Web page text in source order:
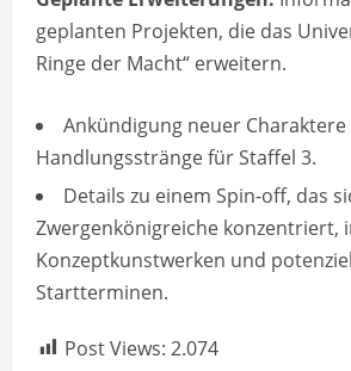
geplanten Projekten, die das
Ringe der Macht“ erweitern.
Ankündigung neuer
Handlungsstränge für Staffel 3.
Details zu einem Spin-off, das
Zwergenkönigreiche konzentriert,
Konzeptkunstwerken und
Startterminen.
Post Views: 2.074